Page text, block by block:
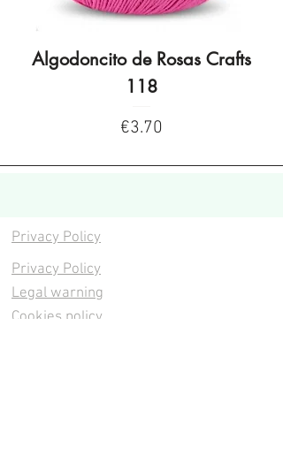
Algodoncito de Rosas Crafts
118
Price
€3.70
Privacy Policy
Privacy Policy
Legal warning
Cookies policy